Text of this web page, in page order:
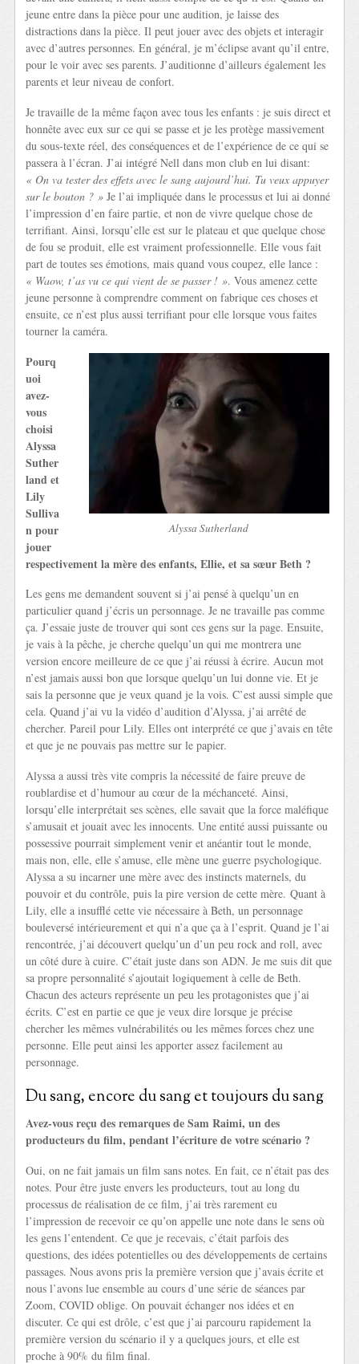
jeune entre dans la pièce pour une audition, je laisse des
distractions dans la pièce. Il peut jouer avec des objets et interagir
avec d’autres personnes. En général, je m’éclipse avant qu’il entre,
pour le voir avec ses parents. J’auditionne d’ailleurs également les
parents et leur niveau de confort.
Je travaille de la même façon avec tous les enfants : je suis direct et
honnête avec eux sur ce qui se passe et je les protège massivement
du sous-texte réel, des conséquences et de l’expérience de ce qui se
passera à l’écran. J’ai intégré Nell dans mon club en lui disant:
« On va tester des effets avec le sang aujourd’hui. Tu veux appuyer
sur le bouton ? » Je l’ai impliquée dans le processus et lui ai donné
l’impression d’en faire partie, et non de vivre quelque chose de
terrifiant. Ainsi, lorsqu’elle est sur le plateau et que quelque chose
de fou se produit, elle est vraiment professionnelle. Elle vous fait
part de toutes ses émotions, mais quand vous coupez, elle lance :
« Waow, t’as vu ce qui vient de se passer ! ». Vous amenez cette
jeune personne à comprendre comment on fabrique ces choses et
ensuite, ce n’est plus aussi terrifiant pour elle lorsque vous faites
tourner la caméra.
Alyssa Sutherland
Pourq
uoi
avez-
vous
choisi
Alyssa
Suther
land et
Lily
Sulliva
n pour
jouer
respectivement la mère des enfants, Ellie, et sa sœur Beth ?
Les gens me demandent souvent si j’ai pensé à quelqu’un en
particulier quand j’écris un personnage. Je ne travaille pas comme
ça. J’essaie juste de trouver qui sont ces gens sur la page. Ensuite,
je vais à la pêche, je cherche quelqu’un qui me montrera une
version encore meilleure de ce que j’ai réussi à écrire. Aucun mot
n’est jamais aussi bon que lorsque quelqu’un lui donne vie. Et je
sais la personne que je veux quand je la vois. C’est aussi simple que
cela. Quand j’ai vu la vidéo d’audition d’Alyssa, j’ai arrêté de
chercher. Pareil pour Lily. Elles ont interprété ce que j’avais en tête
et que je ne pouvais pas mettre sur le papier.
Alyssa a aussi très vite compris la nécessité de faire preuve de
roublardise et d’humour au cœur de la méchanceté. Ainsi,
lorsqu’elle interprétait ses scènes, elle savait que la force maléfique
s’amusait et jouait avec les innocents. Une entité aussi puissante ou
possessive pourrait simplement venir et anéantir tout le monde,
mais non, elle, elle s’amuse, elle mène une guerre psychologique.
Alyssa a su incarner une mère avec des instincts maternels, du
pouvoir et du contrôle, puis la pire version de cette mère. Quant à
Lily, elle a insufflé cette vie nécessaire à Beth, un personnage
bouleversé intérieurement et qui n’a que ça à l’esprit. Quand je l’ai
rencontrée, j’ai découvert quelqu’un d’un peu rock and roll, avec
un côté dure à cuire. C’était juste dans son ADN. Je me suis dit que
sa propre personnalité s’ajoutait logiquement à celle de Beth.
Chacun des acteurs représente un peu les protagonistes que j’ai
écrits. C’est en partie ce que je veux dire lorsque je précise
chercher les mêmes vulnérabilités ou les mêmes forces chez une
personne. Elle peut ainsi les apporter assez facilement au
personnage.
Du sang, encore du sang et toujours du sang
Avez-vous reçu des remarques de Sam Raimi, un des
producteurs du film, pendant l’écriture de votre scénario ?
Oui, on ne fait jamais un film sans notes. En fait, ce n’était pas des
notes. Pour être juste envers les producteurs, tout au long du
processus de réalisation de ce film, j’ai très rarement eu
l’impression de recevoir ce qu’on appelle une note dans le sens où
les gens l’entendent. Ce que je recevais, c’était parfois des
questions, des idées potentielles ou des développements de certains
passages. Nous avons pris la première version que j’avais écrite et
nous l’avons lue ensemble au cours d’une série de séances par
Zoom, COVID oblige. On pouvait échanger nos idées et en
discuter. Ce qui est drôle, c’est que j’ai parcouru rapidement la
première version du scénario il y a quelques jours, et elle est
proche à 90% du film final.